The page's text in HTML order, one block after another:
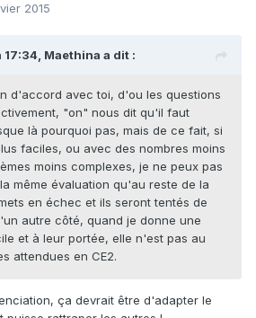
2015
17:34, Maethina a dit :
d'accord avec toi, d'ou les questions
"on" nous dit qu'il faut
là pourquoi pas, mais de ce fait, si
faciles, ou avec des nombres moins
moins complexes, je ne peux pas
même évaluation qu'au reste de la
en échec et ils seront tentés de
autre côté, quand je donne une
et à leur portée, elle n'est pas au
attendues en CE2.
ça devrait être d'adapter le